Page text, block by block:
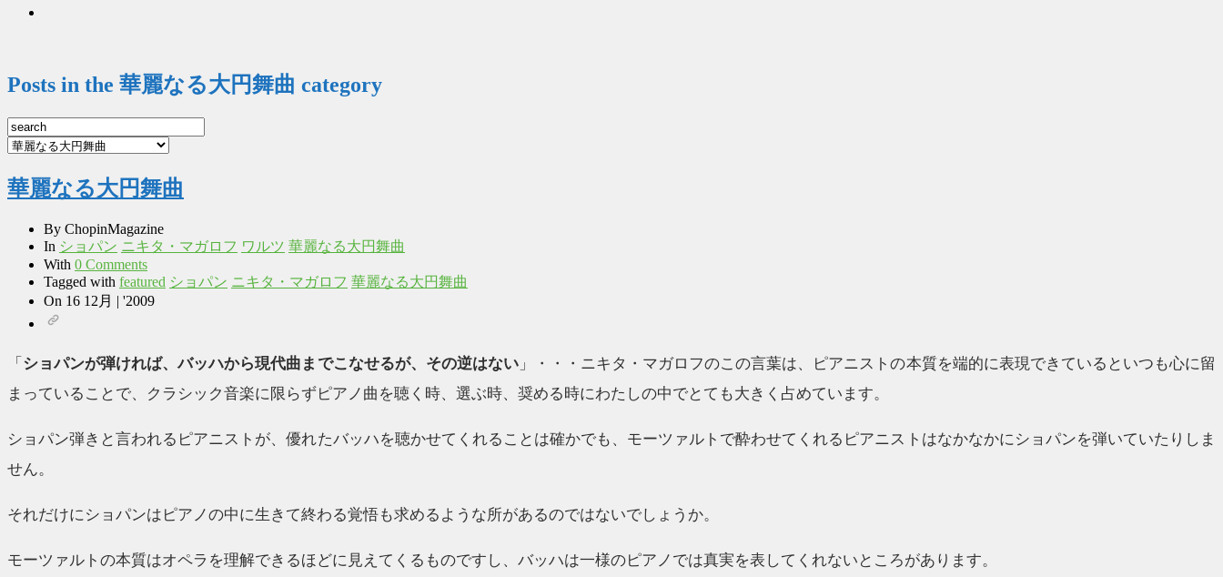
Posts in the 華麗なる大円舞曲 category
華麗なる大円舞曲
By ChopinMagazine
In ショパン ニキタ・マガロフ ワルツ 華麗なる大円舞曲
With 0 Comments
Tagged with featured ショパン ニキタ・マガロフ 華麗なる大円舞曲
On 16 12月 | '2009
「ショパンが弾ければ、バッハから現代曲までこなせるが、その逆はない」・・・ニキタ・マガロフのこの言葉は、ピアニストの本質を端的に表現できているといつも心に留
まっていることで、クラシック音楽に限らずピアノ曲を聴く時、選ぶ時、奨める時にわたしの中でとても大きく占めています。
ショパン弾きと言われるピアニストが、優れたバッハを聴かせてくれることは確かでも、モーツァルトで酔わせてくれるピアニストはなかなかにショパンを弾いていたりしま
せん。
それだけにショパンはピアノの中に生きて終わる覚悟も求めるような所があるのではないでしょうか。
モーツァルトの本質はオペラを理解できるほどに見えてくるものですし、バッハは一様のピアノでは真実を表してくれないところがあります。